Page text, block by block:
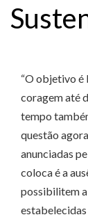
“O objetivo é
coragem até
tempo
questão
anunciadas
coloca é a
possibilitem
estabelecidas